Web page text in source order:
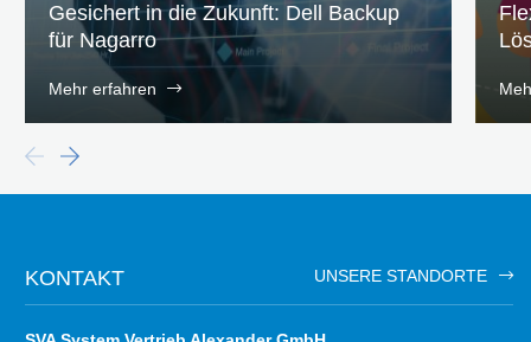
Gesichert in die Zukunft: Dell Backup
für Nagarro
Mehr erfahren
KONTAKT UNSERE STANDORTE